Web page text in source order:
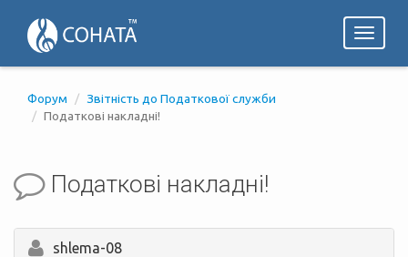
Toggle
Форум
Звітність до Податкової служби
Податкові накладні!
Податкові накладні!
shlema-08